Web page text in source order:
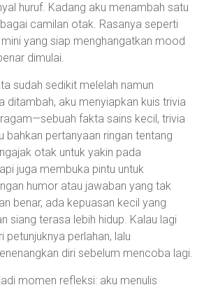
huruf. Kadang aku menambah satu
camilan otak. Rasanya seperti
yang siap menghangatkan mood
dimulai.
sudah sedikit melelah namun
ditambah, aku menyiapkan kuis trivia
fakta sains kecil, trivia
bahkan pertanyaan ringan tentang
otak untuk yakin pada
juga membuka pintu untuk
humor atau jawaban yang tak
benar, ada kepuasan kecil yang
siang terasa lebih hidup. Kalau lagi
petunjuknya perlahan, lalu
diri sebelum mencoba lagi.
momen refleksi: aku menulis